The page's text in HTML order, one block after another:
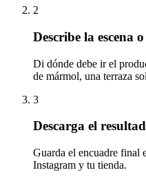
2
Describe la escena
Di dónde debe ir el
de mármol, una terraza
3
Descarga el
Guarda el encuadre final
Instagram y tu tienda.